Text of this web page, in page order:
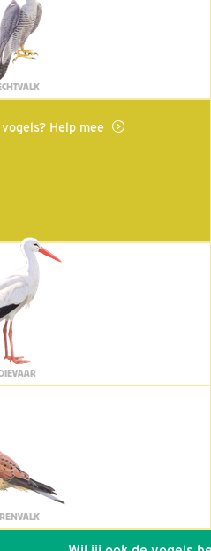
Help mee